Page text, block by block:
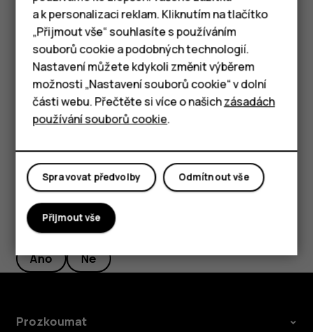
Chytré telefony
Tlačítkové telefony
Tablety
Odebrání stanice z oblíbených
Během poslechu stanice klepněte na možnoststar_border
Tip:Pokud chcete poslouchat rozhlasovou stanici
pomocí reproduktoru telefonu, klepněte na
možnostmore_vertZapnout reproduktor. Náhlavní
soupravu ponechejte připojenou.
Pomohlo vám to?
Ano Ne
Prozkoumat
a k personalizaci reklam. Kliknutím na tlačítko
„Přijmout vše“ souhlasíte s používáním
souborů cookie a podobných technologií.
Nastavení můžete kdykoli změnit výběrem
možnosti „Nastavení souborů cookie“ v dolní
části webu. Přečtěte si více o našichzásadách
používání souborů cookie.
Odmítnout vše
Spravovat předvolby
Přijmout vše